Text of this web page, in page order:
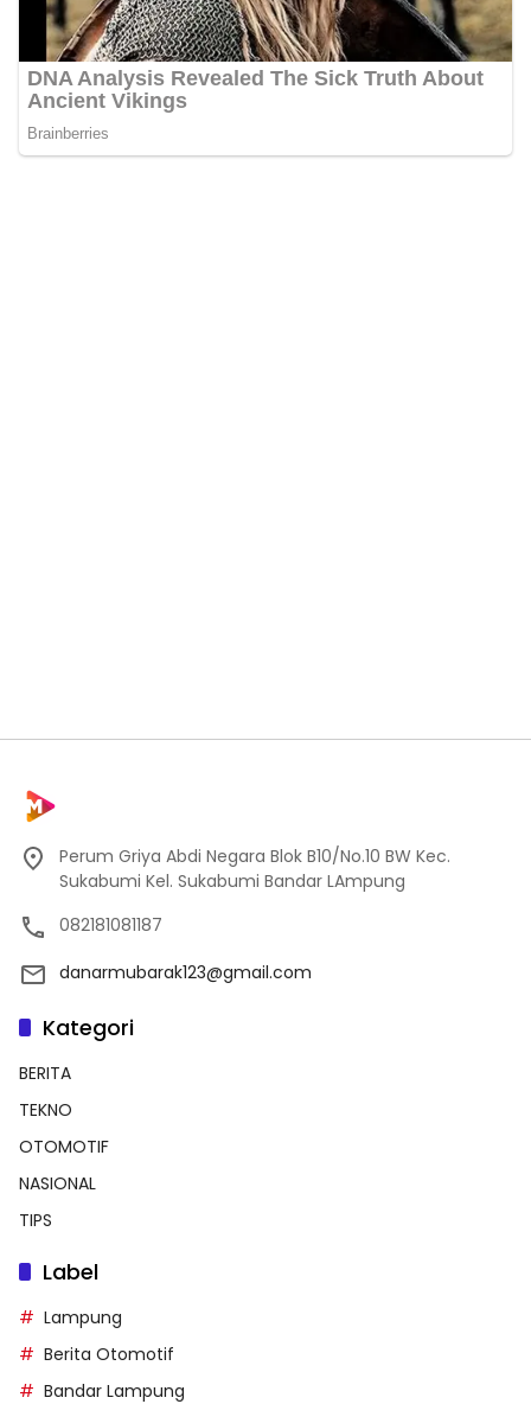
Perum Griya Abdi Negara Blok B10/No.10 BW Kec.
Sukabumi Kel. Sukabumi Bandar LAmpung
082181081187
danarmubarak123@gmail.com
Kategori
BERITA
TEKNO
OTOMOTIF
NASIONAL
TIPS
Label
Lampung
Berita Otomotif
Bandar Lampung